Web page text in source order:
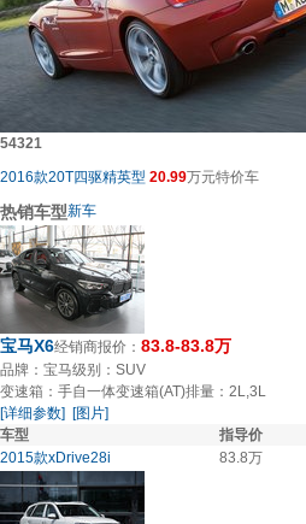
54321
2016款20T四驱精英型 20.99万元特价车
热销车型新车
宝马X6经销商报价： 83.8-83.8万
品牌：宝马级别：SUV
变速箱：手自一体变速箱(AT)排量：2L,3L
[详细参数] [图片]
车型
指导价
2015款xDrive28i
83.8万